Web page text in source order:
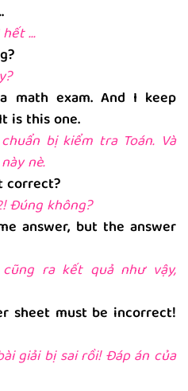
...
math exam. And I keep
is this one.
bị kiểm tra Toán. Và
nè.
correct?
Đúng không?
answer, but the answer
ra kết quả như vậy,
sheet must be incorrect!
giải bị sai rồi! Đáp án của